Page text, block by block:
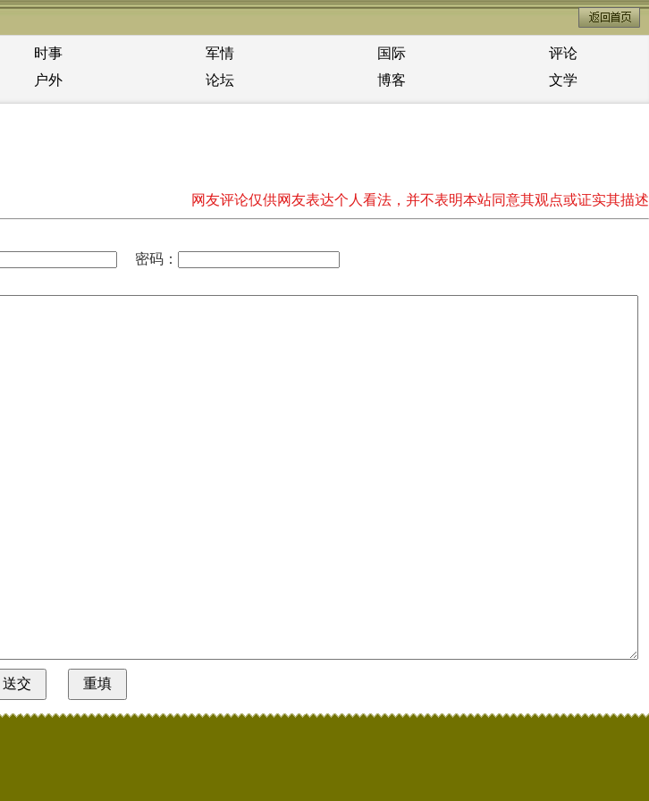
时事 军情 国际
评论
户外 论坛 博客 文学
网友评论仅供网友表达个人看法，并不表明本站同意其观点或证实其描述
密码：